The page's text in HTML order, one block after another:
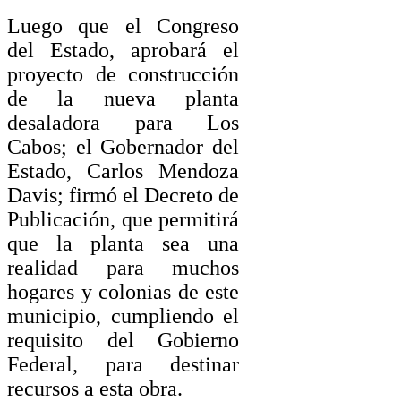
Luego que el Congreso
del Estado, aprobará el
proyecto de construcción
de la nueva planta
desaladora para Los
Cabos; el Gobernador del
Estado, Carlos Mendoza
Davis; firmó el Decreto de
Publicación, que permitirá
que la planta sea una
realidad para muchos
hogares y colonias de este
municipio, cumpliendo el
requisito del Gobierno
Federal, para destinar
recursos a esta obra.